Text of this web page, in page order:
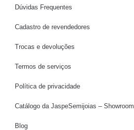
Dúvidas Frequentes
Cadastro de revendedores
Trocas e devoluções
Termos de serviços
Política de privacidade
Catálogo da JaspeSemijoias – Showroom
Blog